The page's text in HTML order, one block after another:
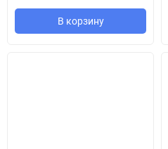
В корзину